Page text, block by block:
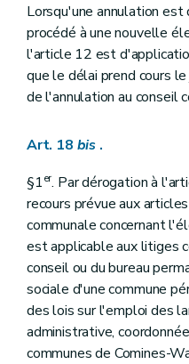
Lorsqu'une annulation
procédé à une nouvelle
l'article 12 est
que le délai prend cours
de l'annulation au conseil
Art. 18 bis .
§1er. Par dérogation à
recours prévue aux
communale concernant
est applicable aux litiges
conseil ou du bureau
sociale d'une commune
des lois sur l'emploi des
administrative,
communes de Comines-